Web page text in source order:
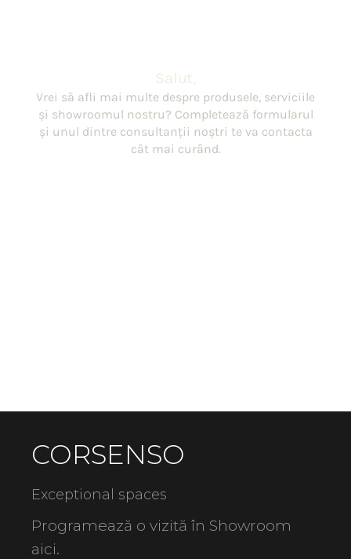
CORSENSO
Exceptional spaces
Programează o vizită în Showroom
aici.